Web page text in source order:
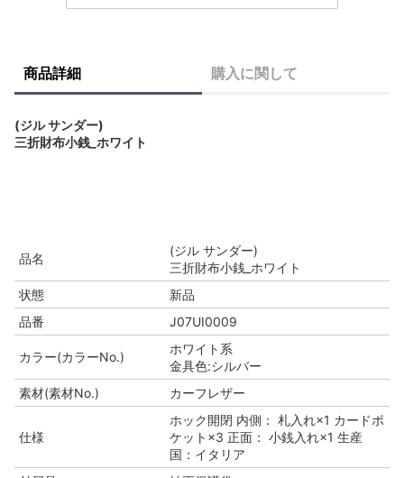
商品詳細 購入に関して
(ジル サンダー)
三折財布小銭_ホワイト
品名
(ジル サンダー)
三折財布小銭_ホワイト
状態
新品
品番
J07UI0009
カラー(カラーNo.)
ホワイト系
金具色:シルバー
素材(素材No.)
カーフレザー
仕様
ホック開閉 内側： 札入れ×1 カードポ
ケット×3 正面： 小銭入れ×1 生産
国：イタリア